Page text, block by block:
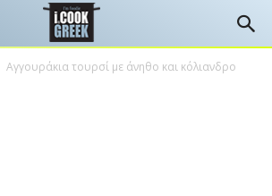
Αγγουράκια τουρσί με άνηθο και κόλιανδρο